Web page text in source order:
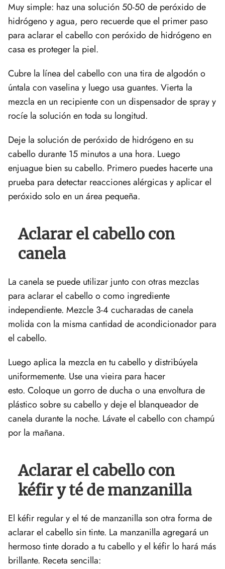
Muy simple: haz una solución 50-50 de peróxido de
hidrógeno y agua, pero recuerde que el primer paso
para aclarar el cabello con peróxido de hidrógeno en
casa es proteger la piel.
Cubre la línea del cabello con una tira de algodón o
úntala con vaselina y luego usa guantes. Vierta la
mezcla en un recipiente con un dispensador de spray y
rocíe la solución en toda su longitud.
Deje la solución de peróxido de hidrógeno en su
cabello durante 15 minutos a una hora. Luego
enjuague bien su cabello. Primero puedes hacerte una
prueba para detectar reacciones alérgicas y aplicar el
peróxido solo en un área pequeña.
Aclarar el cabello con
canela
La canela se puede utilizar junto con otras mezclas
para aclarar el cabello o como ingrediente
independiente. Mezcle 3-4 cucharadas de canela
molida con la misma cantidad de acondicionador para
el cabello.
Luego aplica la mezcla en tu cabello y distribúyela
uniformemente. Use una vieira para hacer
esto. Coloque un gorro de ducha o una envoltura de
plástico sobre su cabello y deje el blanqueador de
canela durante la noche. Lávate el cabello con champú
por la mañana.
Aclarar el cabello con
kéfir y té de manzanilla
El kéfir regular y el té de manzanilla son otra forma de
aclarar el cabello sin tinte. La manzanilla agregará un
hermoso tinte dorado a tu cabello y el kéfir lo hará más
brillante. Receta sencilla: